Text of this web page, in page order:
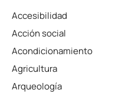
Accesibilidad
Acción social
Acondicionamiento
Agricultura
Arqueología